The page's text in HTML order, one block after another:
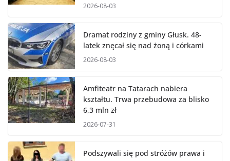
2026-08-03
Dramat rodziny z gminy Głusk. 48-
latek znęcał się nad żoną i córkami
2026-08-03
Amfiteatr na Tatarach nabiera
kształtu. Trwa przebudowa za blisko
6,3 mln zł
2026-07-31
Podszywali się pod stróżów prawa i